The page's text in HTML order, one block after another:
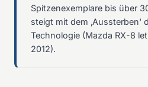
Spitzenexemplare bis über
steigt mit dem ‚Aussterben'
Technologie (Mazda RX-8
2012).